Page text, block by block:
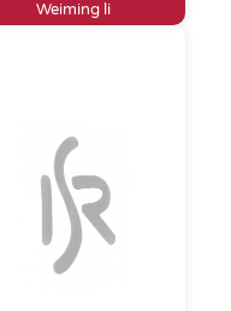
Weiming li